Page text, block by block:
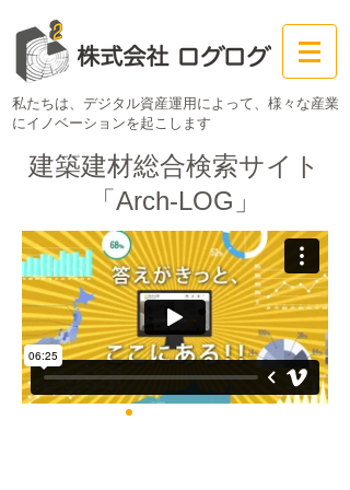
私たちは、デジタル資産運用によって、 様々な産業
にイノベーションを起こします
建築建材総合検索サイト
「Arch-LOG」